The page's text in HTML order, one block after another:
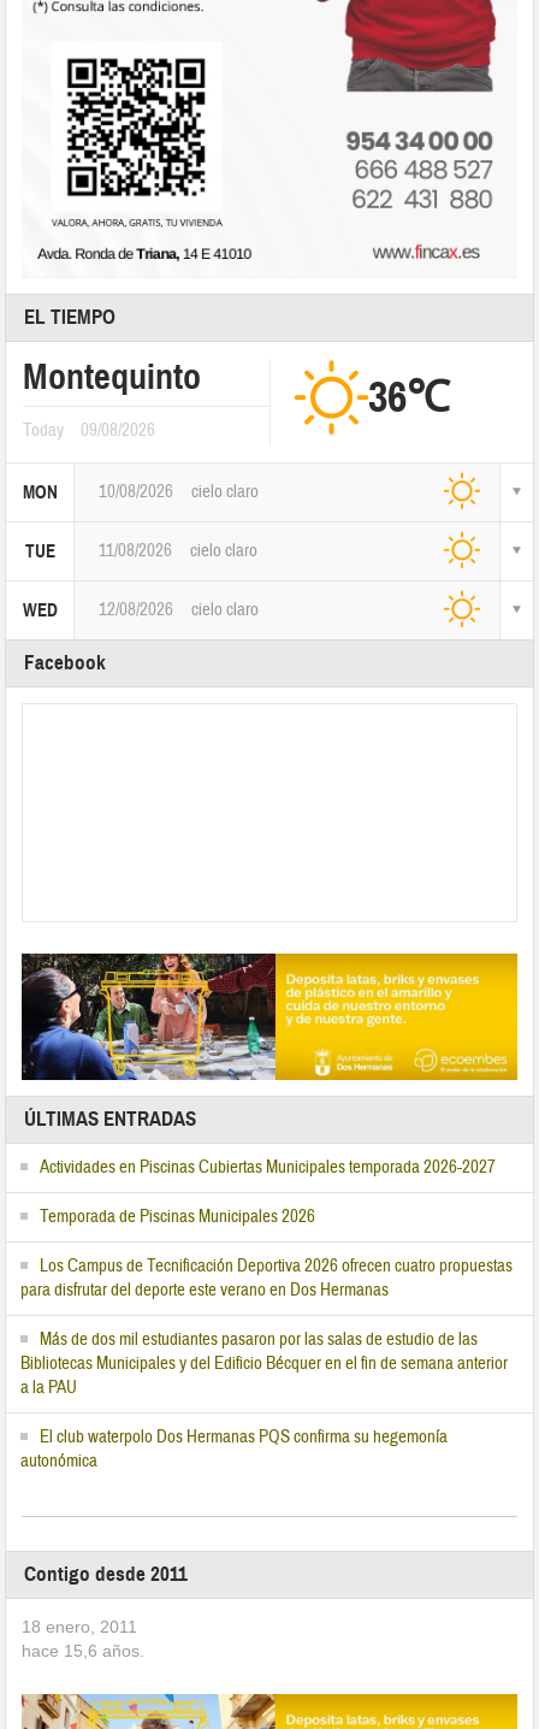
EL TIEMPO
Montequinto
Today 09/08/2026
36℃
MON 10/08/2026 cielo claro
TUE 11/08/2026 cielo claro
WED 12/08/2026 cielo claro
Facebook
ÚLTIMAS ENTRADAS
Actividades en Piscinas Cubiertas Municipales temporada 2026-2027
Temporada de Piscinas Municipales 2026
Los Campus de Tecnificación Deportiva 2026 ofrecen cuatro propuestas
para disfrutar del deporte este verano en Dos Hermanas
Más de dos mil estudiantes pasaron por las salas de estudio de las
Bibliotecas Municipales y del Edificio Bécquer en el fin de semana anterior
a la PAU
El club waterpolo Dos Hermanas PQS confirma su hegemonía
autonómica
Contigo desde 2011
18 enero, 2011
hace 15,6 años.